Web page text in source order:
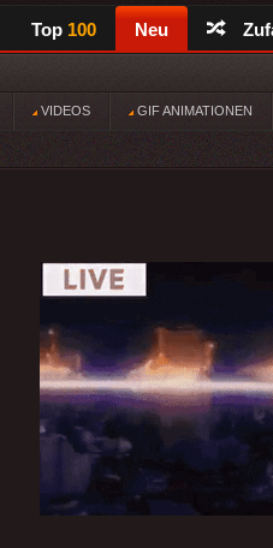
Top 100 Neu
VIDEOS GIF ANIMATIONEN